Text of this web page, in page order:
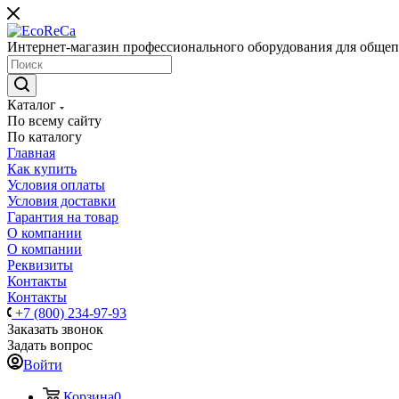
Интернет-магазин профессионального оборудования для
Каталог
По всему сайту
По каталогу
Главная
Как купить
Условия оплаты
Условия доставки
Гарантия на товар
О компании
О компании
Реквизиты
Контакты
Контакты
+7 (800) 234-97-93
Заказать звонок
Задать вопрос
Войти